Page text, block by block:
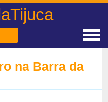
na Barra da